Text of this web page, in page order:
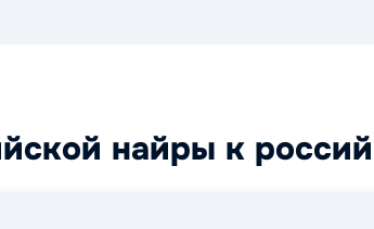
найры к